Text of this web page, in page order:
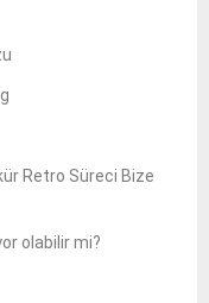
Retro Süreci Bize
olabilir mi?